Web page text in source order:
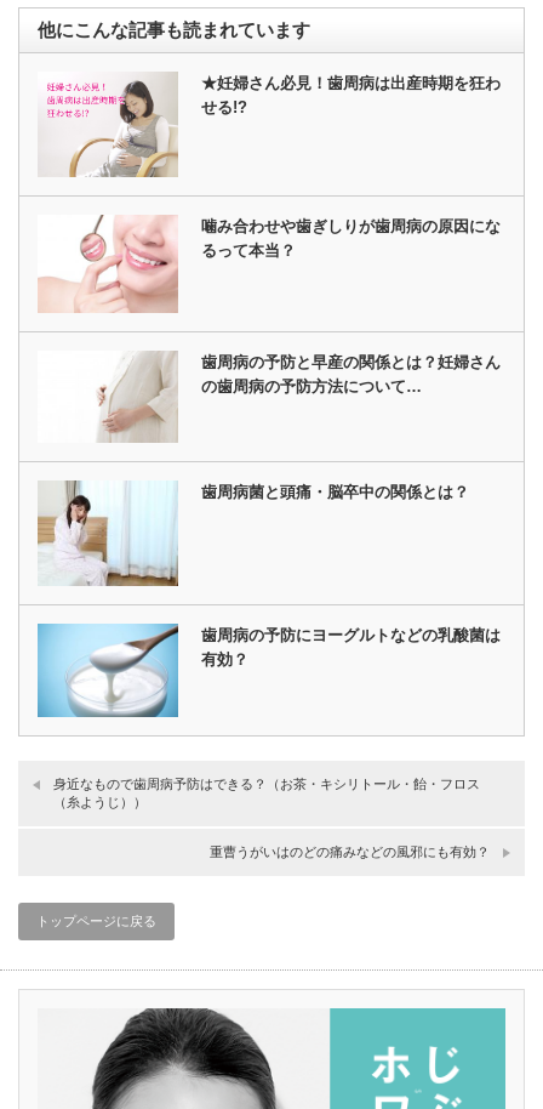
他にこんな記事も読まれています
★妊婦さん必見！歯周病は出産時期を狂わ
せる!?
噛み合わせや歯ぎしりが歯周病の原因にな
るって本当？
歯周病の予防と早産の関係とは？妊婦さん
の歯周病の予防方法について…
歯周病菌と頭痛・脳卒中の関係とは？
歯周病の予防にヨーグルトなどの乳酸菌は
有効？
身近なもので歯周病予防はできる？（お茶・キシリトール・飴・フロス
（糸ようじ））
重曹うがいはのどの痛みなどの風邪にも有効？
トップページに戻る